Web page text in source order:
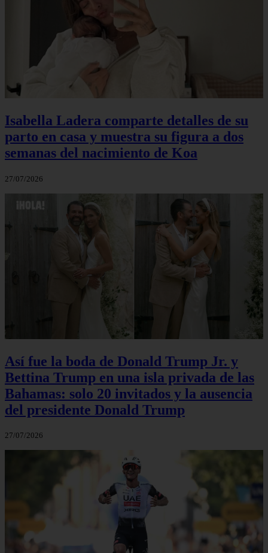
Isabella Ladera comparte detalles de su
parto en casa y muestra su figura a dos
semanas del nacimiento de Koa
27/07/2026
Así fue la boda de Donald Trump Jr. y
Bettina Trump en una isla privada de las
Bahamas: solo 20 invitados y la ausencia
del presidente Donald Trump
27/07/2026